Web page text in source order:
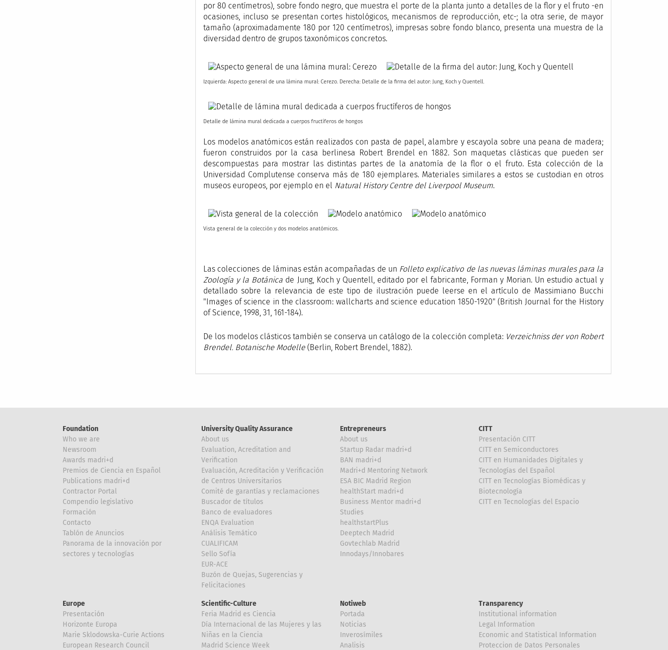
por 80 centímetros), sobre fondo negro, que muestra el porte de la planta junto a detalles de la flor y el fruto -en
ocasiones, incluso se presentan cortes histológicos, mecanismos de reproducción, etc-; la otra serie, de mayor
tamaño (aproximadamente 180 por 120 centímetros), impresas sobre fondo blanco, presenta una muestra de la
diversidad dentro de grupos taxonómicos concretos.
Izquierda: Aspecto general de una lámina mural: Cerezo. Derecha: Detalle de la firma del autor: Jung, Koch y Quentell.
Detalle de lámina mural dedicada a cuerpos fructíferos de hongos
Los modelos anatómicos están realizados con pasta de papel, alambre y escayola sobre una peana de madera;
fueron construidos por la casa berlinesa Robert Brendel en 1882. Son maquetas clásticas que pueden ser
descompuestas para mostrar las distintas partes de la anatomía de la flor o el fruto. Esta colección de la
Universidad Complutense conserva más de 180 ejemplares. Materiales similares a estos se custodian en otros
museos europeos, por ejemplo en el Natural History Centre del Liverpool Museum.
Vista general de la colección y dos modelos anatómicos.
Las colecciones de láminas están acompañadas de un Folleto explicativo de las nuevas láminas murales para la
Zoología y la Botánica de Jung, Koch y Quentell, editado por el fabricante, Forman y Morian. Un estudio actual y
detallado sobre la relevancia de este tipo de ilustración puede leerse en el artículo de Massimiano Bucchi
"Images of science in the classroom: wallcharts and science education 1850-1920" (British Journal for the History
of Science, 1998, 31, 161-184).
De los modelos clásticos también se conserva un catálogo de la colección completa: Verzeichniss der von Robert
Brendel. Botanische Modelle (Berlin, Robert Brendel, 1882).
Foundation
Who we are
Newsroom
Awards madri+d
Premios de Ciencia en Español
Publications madri+d
Contractor Portal
Compendio legislativo
Formación
Contacto
Tablón de Anuncios
Panorama de la innovación por
sectores y tecnologías
University Quality Assurance
About us
Evaluation, Acreditation and
Verification
Evaluación, Acreditación y Verificación
de Centros Universitarios
Comité de garantías y reclamaciones
Buscador de títulos
Banco de evaluadores
ENQA Evaluation
Análisis Temático
CUALIFICAM
Sello Sofía
EUR-ACE
Buzón de Quejas, Sugerencias y
Felicitaciones
Entrepreneurs
About us
Startup Radar madri+d
BAN madri+d
Madri+d Mentoring Network
ESA BIC Madrid Region
healthStart madri+d
Business Mentor madri+d
Studies
healthstartPlus
Deeptech Madrid
Govtechlab Madrid
Innodays/Innobares
CITT
Presentación CITT
CITT en Semiconductores
CITT en Humanidades Digitales y
Tecnologías del Español
CITT en Tecnologías Biomédicas y
Biotecnología
CITT en Tecnologías del Espacio
Europe
Presentación
Horizonte Europa
Marie Sklodowska-Curie Actions
European Research Council
Scientific-Culture
Feria Madrid es Ciencia
Día Internacional de las Mujeres y las
Niñas en la Ciencia
Madrid Science Week
Notiweb
Portada
Noticias
Inverosímiles
Analisis
Transparency
Institutional information
Legal Information
Economic and Statistical Information
Proteccion de Datos Personales